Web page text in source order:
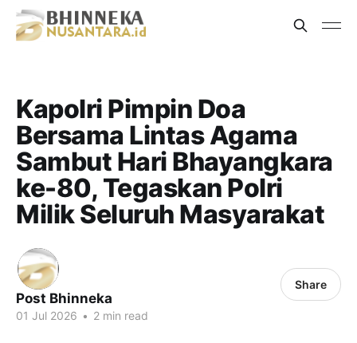
Kapolri Pimpin Doa
Bersama Lintas Agama
Sambut Hari Bhayangkara
ke-80, Tegaskan Polri
Milik Seluruh Masyarakat
Post Bhinneka
01 Jul 2026 • 2 min read
Share